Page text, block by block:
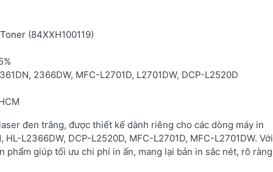
(84XXH100119)
2366DW, MFC-L2701D, L2701DW, DCP-L2520D
đen trắng, được thiết kế dành riêng cho các dòng máy in
L2366DW, DCP-L2520D, MFC-L2701D, MFC-L2701DW. Với
phẩm giúp tối ưu chi phí in ấn, mang lại bản in sắc nét, rõ ràng